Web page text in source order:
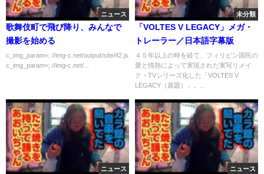
ニュース
歌舞伎町で飛び降り、みんなで
撮影を始める
c_img_param=; //img-c.net/output/site/42.js
c_img_param=; //img-c.net/...
未分類
「VOLTES V LEGACY」メガ・
トレーラー／日本語字幕版
４５年以上の時を経て、フィリピン国民の
愛と情熱によって実現された実写リメイ
ク・TVシリーズ化した「VOLTES V
LEGACY（原題）」。...
ニュース ニュース